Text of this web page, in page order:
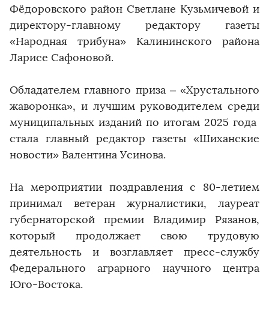
Фёдоровского район Светлане Кузьмичевой и
директору-главному редактору газеты
«Народная трибуна» Калининского района
Ларисе Сафоновой.
Обладателем главного приза – «Хрустального
жаворонка», и лучшим руководителем среди
муниципальных изданий по итогам 2025 года
стала главный редактор газеты «Шиханские
новости» Валентина Усинова.
На мероприятии поздравления с 80-летием
принимал ветеран журналистики, лауреат
губернаторской премии Владимир Рязанов,
который продолжает свою трудовую
деятельность и возглавляет пресс-службу
Федерального аграрного научного центра
Юго-Востока.